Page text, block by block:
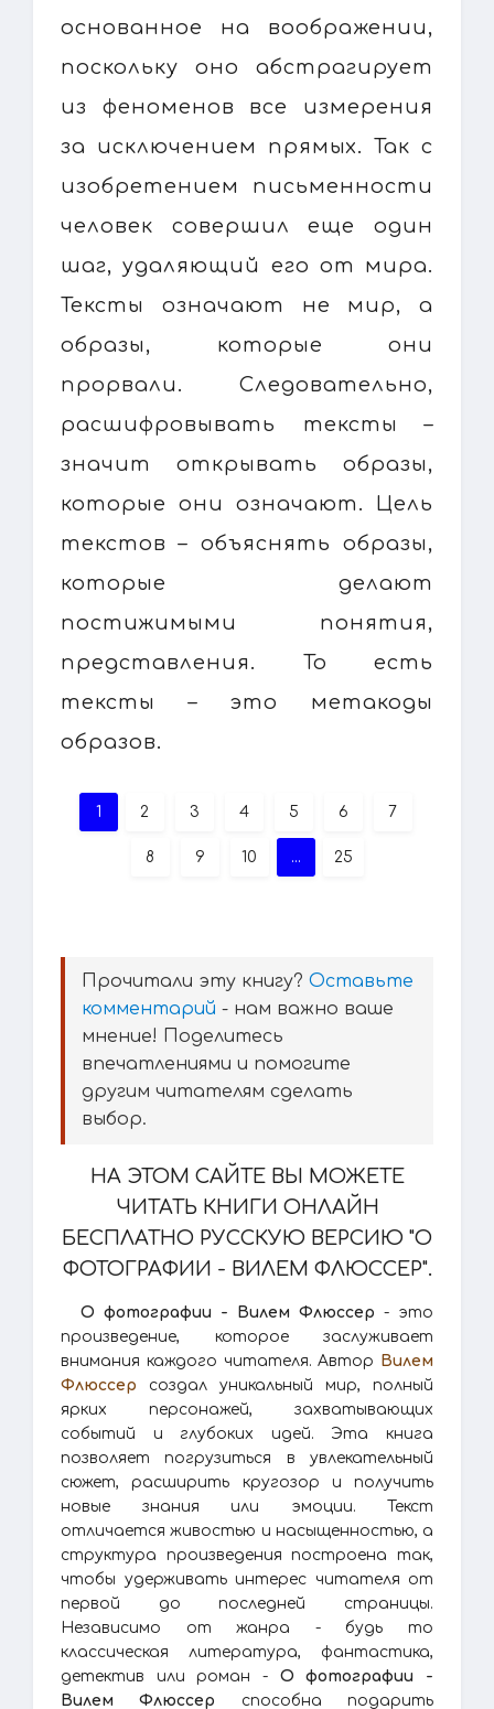
основанное на воображении,
поскольку оно абстрагирует
из феноменов все измерения
за исключением прямых. Так с
изобретением письменности
человек совершил еще один
шаг, удаляющий его от мира.
Тексты означают не мир, а
образы, которые они
прорвали. Следовательно,
расшифровывать тексты –
значит открывать образы,
которые они означают. Цель
текстов – объяснять образы,
которые делают
постижимыми понятия,
представления. То есть
тексты – это метакоды
образов.
1 2 3 4 5 6 7
8 9 10 ... 25
Прочитали эту книгу? Оставьте
комментарий - нам важно ваше
мнение! Поделитесь
впечатлениями и помогите
другим читателям сделать
выбор.
НА ЭТОМ САЙТЕ ВЫ МОЖЕТЕ
ЧИТАТЬ КНИГИ ОНЛАЙН
БЕСПЛАТНО РУССКУЮ ВЕРСИЮ "О
ФОТОГРАФИИ - ВИЛЕМ ФЛЮССЕР".
О фотографии - Вилем Флюссер - это
произведение, которое заслуживает
внимания каждого читателя. Автор
Вилем
Флюссер создал уникальный мир, полный
ярких персонажей, захватывающих
событий и глубоких идей. Эта книга
позволяет погрузиться в увлекательный
сюжет, расширить кругозор и получить
новые знания или эмоции. Текст
отличается живостью и насыщенностью, а
структура произведения построена так,
чтобы удерживать интерес читателя от
первой до последней страницы.
Независимо от жанра - будь то
классическая литература, фантастика,
детектив или роман - О фотографии -
Вилем Флюссер способна подарить